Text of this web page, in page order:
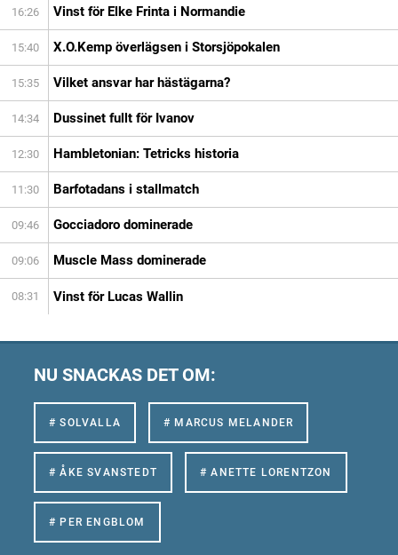
16:26 Vinst för Elke Frinta i Normandie
15:40 X.O.Kemp överlägsen i Storsjöpokalen
15:35 Vilket ansvar har hästägarna?
14:34 Dussinet fullt för Ivanov
12:30 Hambletonian: Tetricks historia
11:30 Barfotadans i stallmatch
09:46 Gocciadoro dominerade
09:06 Muscle Mass dominerade
08:31 Vinst för Lucas Wallin
NU SNACKAS DET OM:
# SOLVALLA # MARCUS MELANDER
# ÅKE SVANSTEDT # ANETTE LORENTZON
# PER ENGBLOM